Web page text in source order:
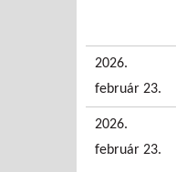
2026.
február 23.
2026.
február 23.